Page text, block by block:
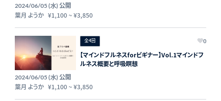
2024/06/05 (水) 公開
葉月 ようか ¥1,100~¥3,850
全4回 0
【マインドフルネスforビギナー】Vol.1マインドフ
ルネス概要と呼吸瞑想
2024/06/05 (水) 公開
葉月 ようか ¥1,100~¥3,850